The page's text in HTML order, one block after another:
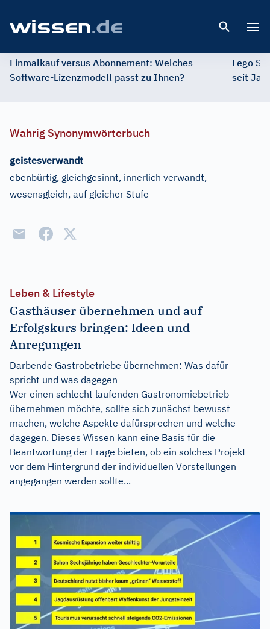
Einmalkauf versus Abonnement: Welches
Software-Lizenzmodell passt zu Ihnen?
Lego
seit
Wahrig Synonymwörterbuch
geistesverwandt
ebenbürtig, gleichgesinnt, innerlich verwandt,
wesensgleich, auf gleicher Stufe
Leben & Lifestyle
Gasthäuser übernehmen und auf
Erfolgskurs bringen: Ideen und
Anregungen
Darbende Gastrobetriebe übernehmen: Was dafür
spricht und was dagegen
Wer einen schlecht laufenden Gastronomiebetrieb
übernehmen möchte, sollte sich zunächst bewusst
machen, welche Aspekte dafürsprechen und welche
dagegen. Dieses Wissen kann eine Basis für die
Beantwortung der Frage bieten, ob ein solches Projekt
vor dem Hintergrund der individuellen Vorstellungen
angegangen werden sollte...